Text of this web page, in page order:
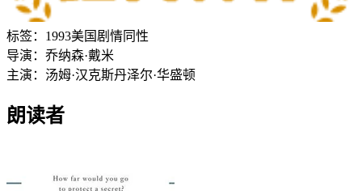
标签： 1993美国 剧情同性
导演： 乔纳森·戴米
主演： 汤姆·汉克斯丹泽尔·华盛顿
朗读者